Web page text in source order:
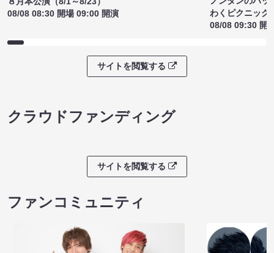
08/08 08:30 開場 09:00 開演
わくピクニック
08/08 09:30 開
サイトを閲覧する
クラウドファンディング
サイトを閲覧する
ファンコミュニティ